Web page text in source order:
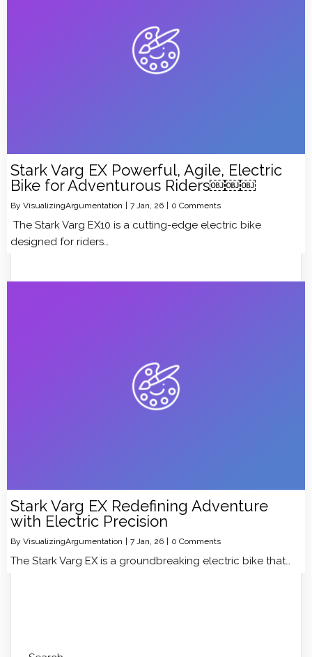
Stark Varg EX Powerful, Agile, Electric
Bike for Adventurous Riders￼￼￼
By VisualizingArgumentation | 7 Jan, 26 | 0 Comments
The Stark Varg EX10 is a cutting-edge electric bike
designed for riders…
Stark Varg EX Redefining Adventure
with Electric Precision
By VisualizingArgumentation 7 Jan, 26 0 Comments
The Stark Varg EX is a groundbreaking electric bike that…